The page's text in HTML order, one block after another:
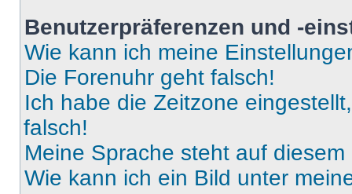
Benutzerpräferenzen und -
Wie kann ich meine
Die Forenuhr geht falsch!
Ich habe die Zeitzone
falsch!
Meine Sprache steht auf
Wie kann ich ein Bild unter